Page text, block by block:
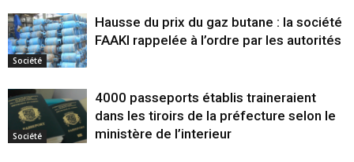
Société
Hausse du prix du gaz butane : la société
FAAKI rappelée à l’ordre par les autorités
Société
4000 passeports établis traineraient
dans les tiroirs de la préfecture selon le
ministère de l’interieur